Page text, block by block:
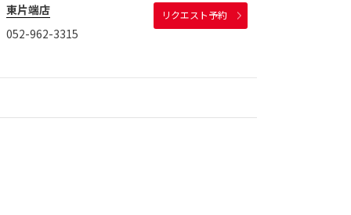
東片端店
052-962-3315
リクエスト予約